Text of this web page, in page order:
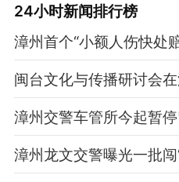
24小时新闻排行榜
漳州首个“小额人伤快处
闽台文化与传播研讨会
漳州交警车管所今起暂
漳州龙文交警曝光一批闯